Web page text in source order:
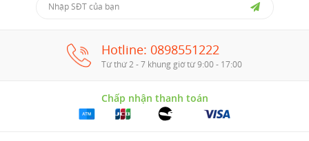
Hotline: 0898551222
Từ thứ 2 - 7 khung giờ từ 9:00 - 17:00
Chấp nhận thanh toán